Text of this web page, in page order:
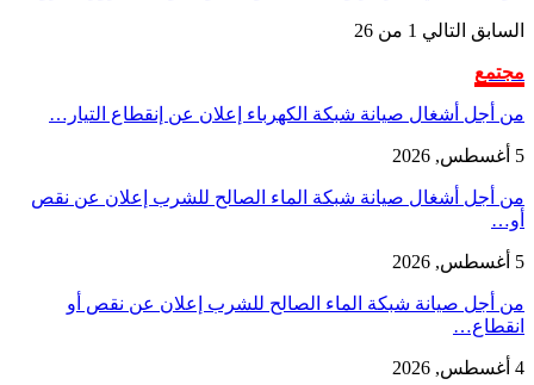
السابق التالي 1 من 26
مجتمع
من أجل أشغال صيانة شبكة الكهرباء إعلان عن إنقطاع التيار…
5 أغسطس, 2026
من أجل أشغال صيانة شبكة الماء الصالح للشرب إعلان عن نقص
أو…
5 أغسطس, 2026
من أجل صيانة شبكة الماء الصالح للشرب إعلان عن نقص أو
انقطاع…
4 أغسطس, 2026